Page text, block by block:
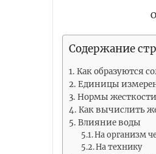
Содержание
Как образуются
Единицы
Нормы жесткости
Как вычислить
Влияние воды
На организм
На технику